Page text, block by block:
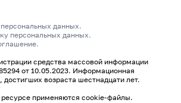
данных.
персональных данных.
средства массовой информации
от 10.05.2023. Информационная
достигших возраста шестнадцати лет.
применяются cookie-файлы.